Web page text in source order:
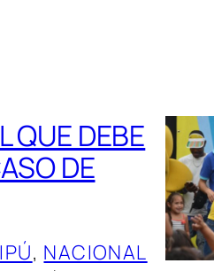
QUE DEBE
DE
, NACIONAL